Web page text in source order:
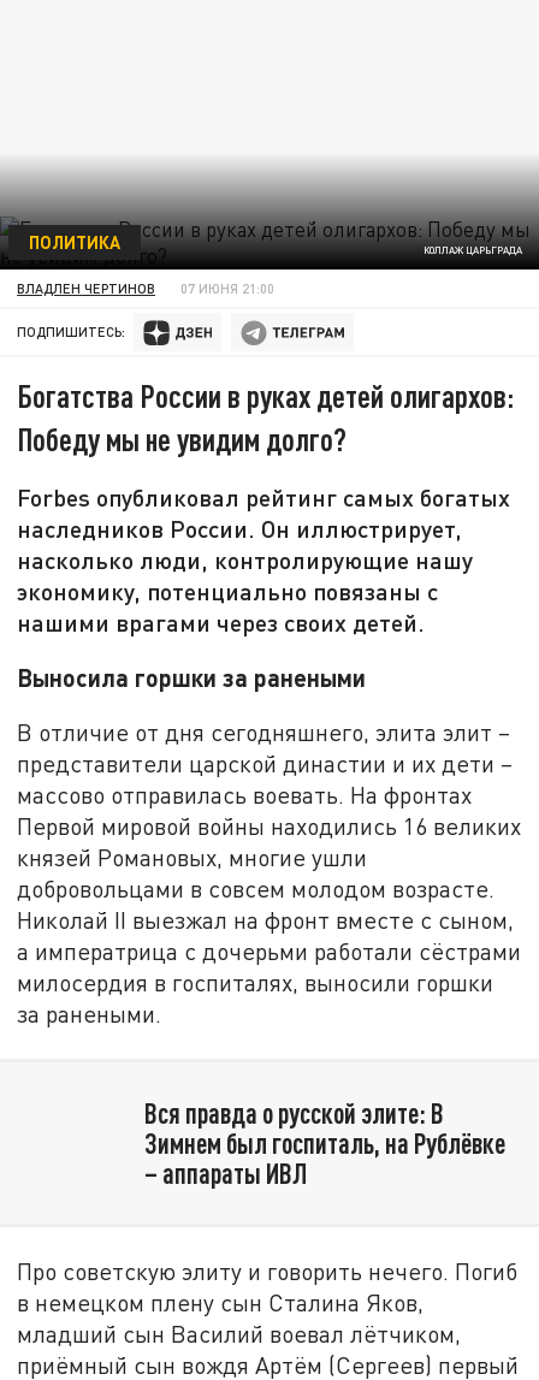
КОЛЛАЖ ЦАРЬГРАДА
ПОЛИТИКА
ВЛАДЛЕН ЧЕРТИНОВ 07 ИЮНЯ 21:00
ПОДПИШИТЕСЬ:
Богатства России в руках детей олигархов:
Победу мы не увидим долго?
Forbes опубликовал рейтинг самых богатых
наследников России. Он иллюстрирует,
насколько люди, контролирующие нашу
экономику, потенциально повязаны с
нашими врагами через своих детей.
Выносила горшки за ранеными
В отличие от дня сегодняшнего, элита элит –
представители царской династии и их дети –
массово отправилась воевать. На фронтах
Первой мировой войны находились 16 великих
князей Романовых, многие ушли
добровольцами в совсем молодом возрасте.
Николай II выезжал на фронт вместе с сыном,
а императрица с дочерьми работали сёстрами
милосердия в госпиталях, выносили горшки
за ранеными.
Вся правда о русской элите: В
Зимнем был госпиталь, на Рублёвке
– аппараты ИВЛ
Про советскую элиту и говорить нечего. Погиб
в немецком плену сын Сталина Яков,
младший сын Василий воевал лётчиком,
приёмный сын вождя Артём (Сергеев) первый